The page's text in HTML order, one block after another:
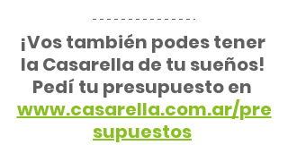
¡Vos también podes tener
la Casarella de tu sueños!
Pedí tu presupuesto en
www.casarella.com.ar/pre
supuestos